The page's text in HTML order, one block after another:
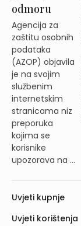
odmoru
Agencija za
zaštitu osobnih
podataka
(AZOP) objavila
je na svojim
službenim
internetskim
stranicama niz
preporuka
kojima se
korisnike
upozorava na ...
Uvjeti kupnje
Uvjeti korištenja